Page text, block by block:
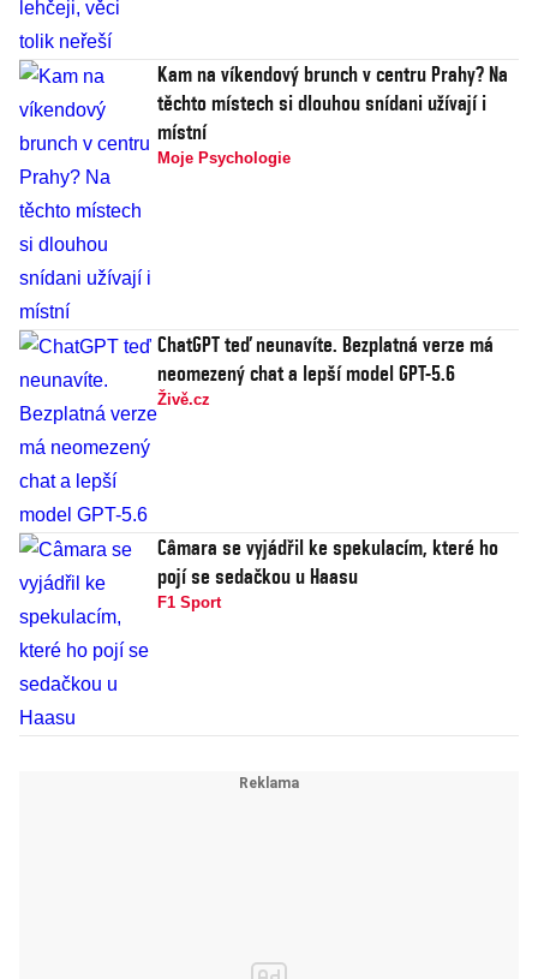
Kam na víkendový brunch v centru Prahy? Na
těchto místech si dlouhou snídani užívají i
místní
Moje Psychologie
ChatGPT teď neunavíte. Bezplatná verze má
neomezený chat a lepší model GPT-5.6
Živě.cz
Câmara se vyjádřil ke spekulacím, které ho
pojí se sedačkou u Haasu
F1 Sport